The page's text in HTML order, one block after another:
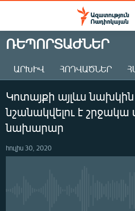
Մատչելիության
Անցնել
հիմնական
Անցնել
հիմնական
մենյուին
Որոնում
ԱԶԱՏՈՒԹՅՈՒՆ TV
ՀԱՅԱՍՏԱՆ
ԸՆՏՐՈՒԹՅՈՒՆՆԵՐ 2026
ԻՐԱՎՈՒՆՔ
ՏՆՏԵՍՈՒԹՅՈՒՆ
ՌԵՊՈՐՏԱԺՆԵՐ
ԱՐԽԻՎ ՀՈԴՎԱԾՆԵՐ
Կոտայքի այլևս
նշանակվելու է շրջակա
նախարար
հուլիս 30, 2020